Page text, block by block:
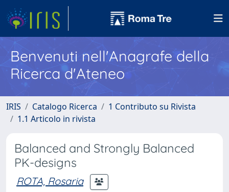
Benvenuti nell'Anagrafe della
Ricerca d'Ateneo
IRIS Catalogo Ricerca
1 Contributo su Rivista
1.1 Articolo in rivista
Balanced and Strongly Balanced
PK-designs
ROTA, Rosaria